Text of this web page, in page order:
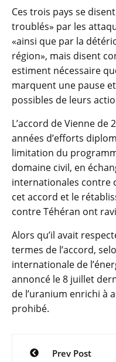
Ces trois pays se
troublés» par les
«ainsi que par la
région», mais disent
estiment nécessaire
marquent une pause
possibles de leurs
L’accord de Vienne de
années d’efforts
limitation du
domaine civil, en
internationales contre
cet accord et le
contre Téhéran ont
Alors qu’il avait
termes de l’accord,
internationale de
annoncé le 8 juillet
de l’uranium enrichi à
prohibé.
Navigation
Prev Post